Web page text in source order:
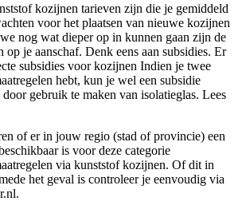
kozijnen tarieven zijn die je gemiddeld
voor het plaatsen van nieuwe kozijnen
nog wat dieper op in kunnen gaan zijn de
op je aanschaf. Denk eens aan subsidies. Er
subsidies voor kozijnen Indien je twee
hebt, kun je wel een subsidie
gebruik te maken van isolatieglas. Lees
of er in jouw regio (stad of provincie) een
is voor deze categorie
via kunststof kozijnen. Of dit in
het geval is controleer je eenvoudig via